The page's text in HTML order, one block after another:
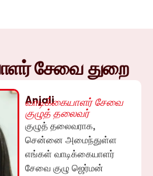
சேவை துறை
Anjali
வாடிக்கையாளர் சேவை
குழுத் தலைவர்
குழுத் தலைவராக,
சென்னை அமைந்துள்ள
எங்கள் வாடிக்கையாளர்
சேவை குழு ஜெர்மன்